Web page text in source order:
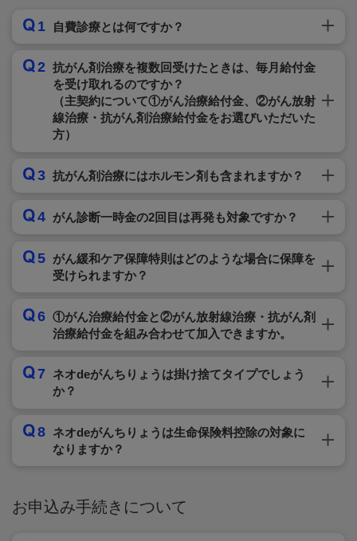
1 自費診療とは何ですか？
2 抗がん剤治療を複数回受けたときは、毎月給付金
を受け取れるのですか？
（主契約について①がん治療給付金、②がん放射
線治療・抗がん剤治療給付金をお選びいただいた
方）
3 抗がん剤治療にはホルモン剤も含まれますか？
4 がん診断一時金の2回目は再発も対象ですか？
5 がん緩和ケア保障特則はどのような場合に保障を
受けられますか？
6 ①がん治療給付金と②がん放射線治療・抗がん剤
治療給付金を組み合わせて加入できますか。
7 ネオdeがんちりょうは掛け捨てタイプでしょう
か？
8 ネオdeがんちりょうは生命保険料控除の対象に
なりますか？
お申込み手続きについて